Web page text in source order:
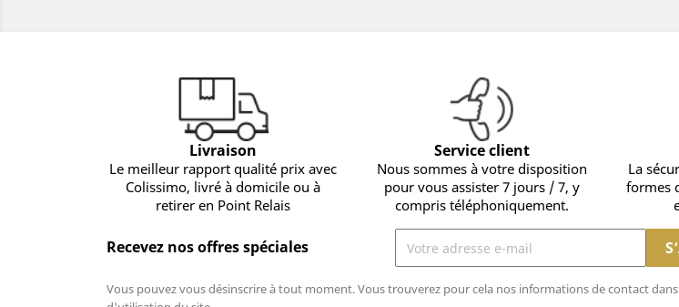
Livraison
Le meilleur rapport qualité prix avec
Colissimo, livré à domicile ou à
retirer en Point Relais
Service client
Nous sommes à votre disposition
pour vous assister 7 jours / 7, y
compris téléphoniquement.
La
formes
Recevez nos offres spéciales
Vous pouvez vous désinscrire à tout moment. Vous trouverez pour cela nos informations de contact